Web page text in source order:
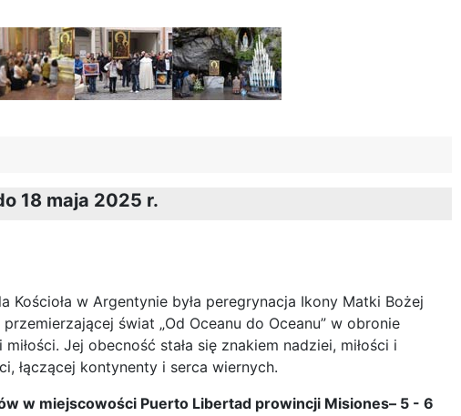
18 maja 2025 r.
Kościoła w Argentynie była peregrynacja Ikony Matki Bożej
świat „Od Oceanu do Oceanu” w obronie
Jej obecność stała się znakiem nadziei, miłości i
łączącej kontynenty i serca wiernych.
w miejscowości Puerto Libertad prowincji Misiones– 5 - 6